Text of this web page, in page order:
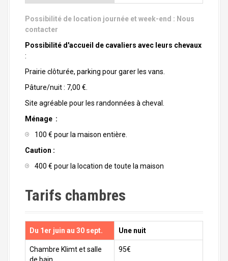
Possibilité de location journée et week-end : Nous
contacter
Possibilité d'accueil de cavaliers avec leurs chevaux
:
Prairie clôturée, parking pour garer les vans.
Pâture/nuit : 7,00 €.
Site agréable pour les randonnées à cheval.
Ménage :
100 € pour la maison entière.
Caution :
400 € pour la location de toute la maison
Tarifs chambres
Du 1er juin au 30 sept. Une nuit
Chambre Klimt et salle
95€